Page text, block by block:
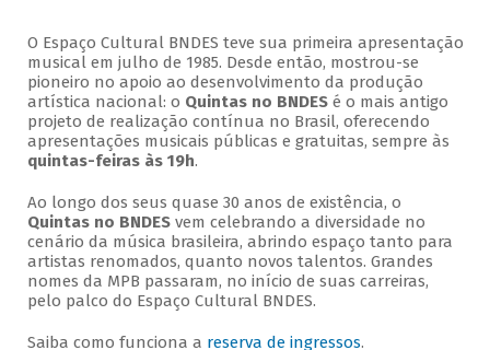
O Espaço Cultural BNDES teve sua primeira apresentação
musical em julho de 1985. Desde então, mostrou-se
pioneiro no apoio ao desenvolvimento da produção
artística nacional: o Quintas no BNDESé o mais antigo
projeto de realização contínua no Brasil, oferecendo
apresentações musicais públicas e gratuitas, sempre às
quintas-feiras às 19h.
Ao longo dos seus quase 30 anos de existência, o
Quintas no BNDESvem celebrando a diversidade no
cenário da música brasileira, abrindo espaço tanto para
artistas renomados, quanto novos talentos. Grandes
nomes da MPB passaram, no início de suas carreiras,
pelo palco do Espaço Cultural BNDES.
Saiba como funciona a reserva de ingressos.